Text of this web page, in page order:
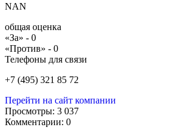
NAN
общая оценка
«За» - 0
«Против» - 0
Телефоны для связи
+7 (495) 321 85 72
Перейти на сайт компании
Просмотры: 3 037
Комментарии: 0